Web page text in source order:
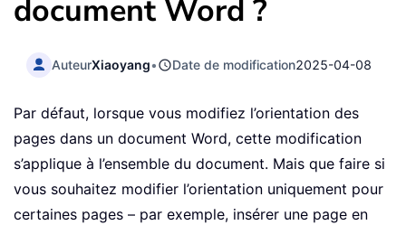
document Word ?
AuteurXiaoyang• Date de modification2025-04-08
Par défaut, lorsque vous modifiez l’orientation des
pages dans un document Word, cette modification
s’applique à l’ensemble du document. Mais que faire si
vous souhaitez modifier l’orientation uniquement pour
certaines pages – par exemple, insérer une page en